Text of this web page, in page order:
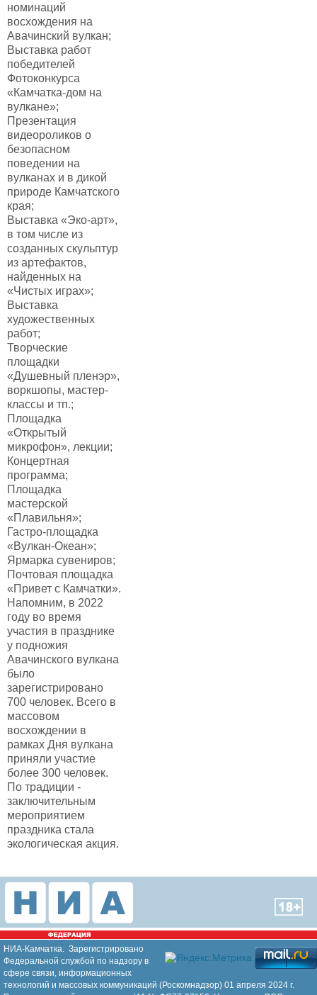
номинаций
восхождения на
Авачинский вулкан;
Выставка работ
победителей
Фотоконкурса
«Камчатка-дом на
вулкане»;
Презентация
видеороликов о
безопасном
поведении на
вулканах и в дикой
природе Камчатского
края;
Выставка «Эко-арт»,
в том числе из
созданных скульптур
из артефактов,
найденных на
«Чистых играх»;
Выставка
художественных
работ;
Творческие
площадки
«Душевный пленэр»,
воркшопы, мастер-
классы и тп.;
Площадка
«Открытый
микрофон», лекции;
Концертная
программа;
Площадка
мастерской
«Плавильня»;
Гастро-площадка
«Вулкан-Океан»;
Ярмарка сувениров;
Почтовая площадка
«Привет с Камчатки».
Напомним, в 2022
году во время
участия в празднике
у подножия
Авачинского вулкана
было
зарегистрировано
700 человек. Всего в
массовом
восхождении в
рамках Дня вулкана
приняли участие
более 300 человек.
По традиции -
заключительным
мероприятием
праздника стала
экологическая акция.
НИА-Камчатка. Зарегистрировано
Федеральной службой по надзору в
сфере связи, информационных
технологий и массовых коммуникаций (Роскомнадзор) 01 апреля 2024 г.